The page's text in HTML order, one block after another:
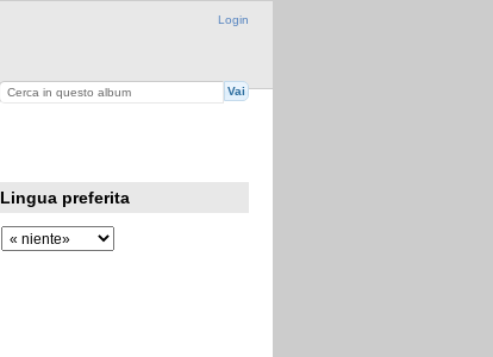
Login
Lingua preferita